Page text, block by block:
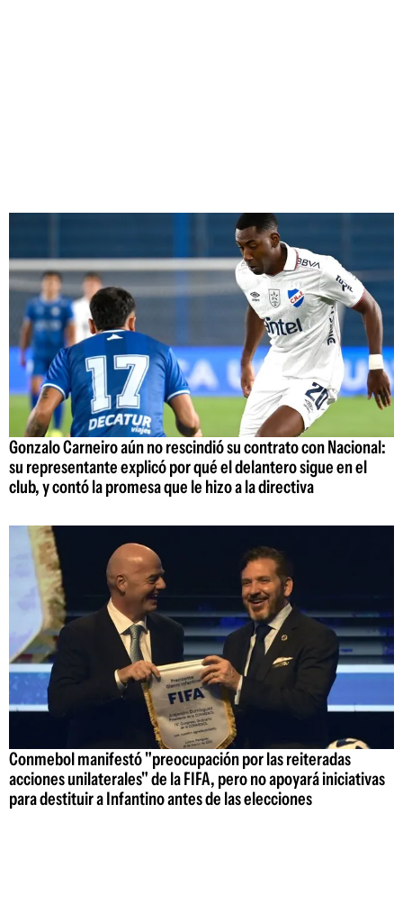
Gonzalo Carneiro aún no rescindió su contrato con Nacional:
su representante explicó por qué el delantero sigue en el
club, y contó la promesa que le hizo a la directiva
Conmebol manifestó "preocupación por las reiteradas
acciones unilaterales" de la FIFA, pero no apoyará iniciativas
para destituir a Infantino antes de las elecciones